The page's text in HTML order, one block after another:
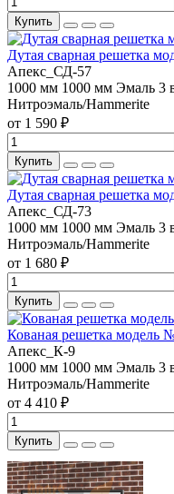
Купить
Дутая сварная решетка
Апекс_СД-57
1000 мм 1000 мм Эмаль 3
Нитроэмаль/Hammerite
от 1 590 ₽
Купить
Дутая сварная решетка
Апекс_СД-73
1000 мм 1000 мм Эмаль 3
Нитроэмаль/Hammerite
от 1 680 ₽
Купить
Кованая решетка модель
Апекс_К-9
1000 мм 1000 мм Эмаль 3
Нитроэмаль/Hammerite
от 4 410 ₽
Купить